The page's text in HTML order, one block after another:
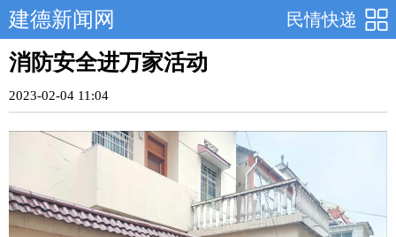
民情快递
建德新闻网
消防安全进万家活动
2023-02-04 11:04